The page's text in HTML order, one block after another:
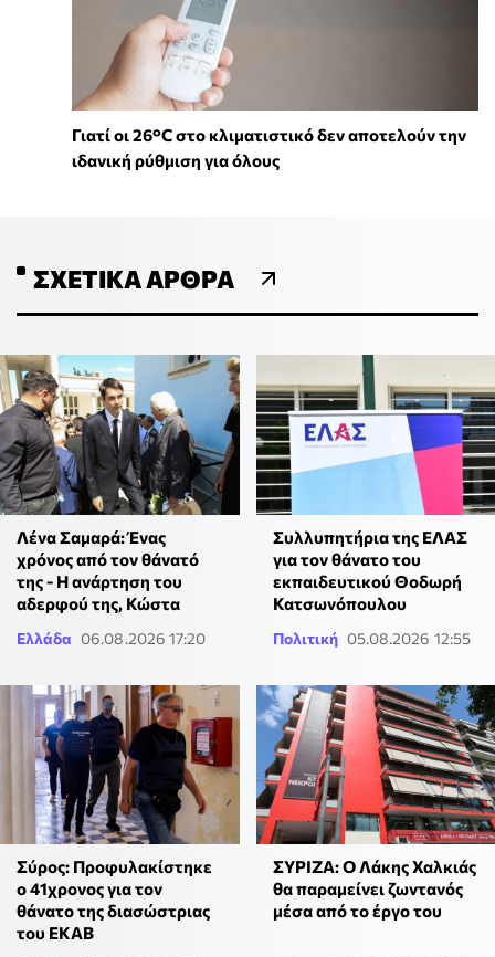
Γιατί οι 26°C στο κλιματιστικό δεν αποτελούν την
ιδανική ρύθμιση για όλους
ΣΧΕΤΙΚΆ ΆΡΘΡΑ
Λένα Σαμαρά: Ένας
χρόνος από τον θάνατό
της - Η ανάρτηση του
αδερφού της, Κώστα
Ελλάδα 06.08.2026 17:20
Συλλυπητήρια της ΕΛΑΣ
για τον θάνατο του
εκπαιδευτικού Θοδωρή
Κατσωνόπουλου
Πολιτική 05.08.2026 12:55
Σύρος: Προφυλακίστηκε
ο 41χρονος για τον
θάνατο της διασώστριας
του ΕΚΑΒ
ΣΥΡΙΖΑ: Ο Λάκης Χαλκιάς
θα παραμείνει ζωντανός
μέσα από το έργο του